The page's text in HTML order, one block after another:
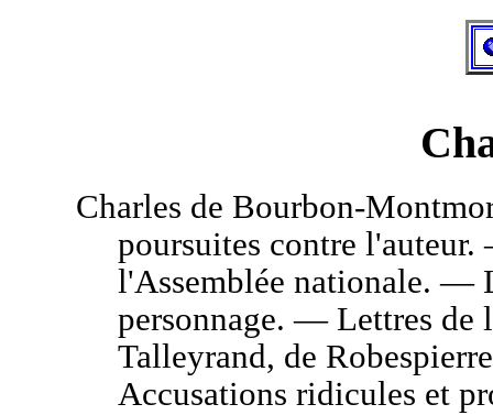
Charles de Bourbon-
poursuites contre
l'Assemblée nationale. —
personnage. — Lettres de
Talleyrand, de
Accusations ridicules et